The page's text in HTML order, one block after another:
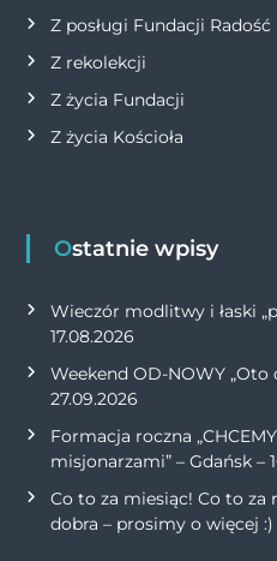
Z posługi Fundacji
Z rekolekcji
Z życia Fundacji
Z życia Kościoła
Ostatnie wpisy
Wieczór modlitwy i łaski
17.08.2026
Weekend OD-NOWY „Oto
27.09.2026
Formacja roczna
misjonarzami” – Gdańsk –
Co to za miesiąc! Co to za
dobra – prosimy o więcej :)